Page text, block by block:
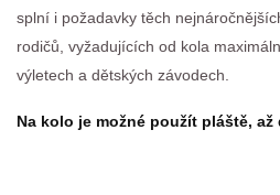
splní i požadavky těch
rodičů, vyžadujících od kola
výletech a dětských závodech.
Na kolo je možné použít pláště, až